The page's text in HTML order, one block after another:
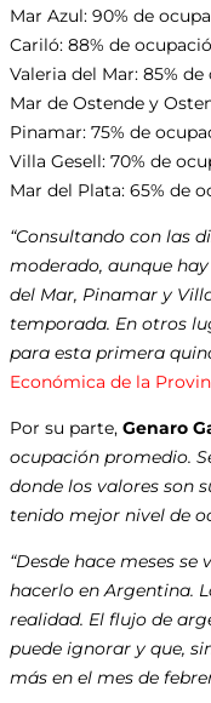
Mar Azul: 90% de
Cariló: 88% de
Valeria del Mar: 85%
Mar de Ostende y
Pinamar: 75% de
Villa Gesell: 70% de
Mar del Plata: 65% de
“Consultando con las
moderado, aunque
del Mar, Pinamar y
temporada. En otros
para esta primera
Económica de la
Por su parte, Genaro
ocupación promedio.
donde los valores son
tenido mejor nivel de
“Desde hace meses
hacerlo en Argentina.
realidad. El flujo de
puede ignorar y que,
más en el mes de